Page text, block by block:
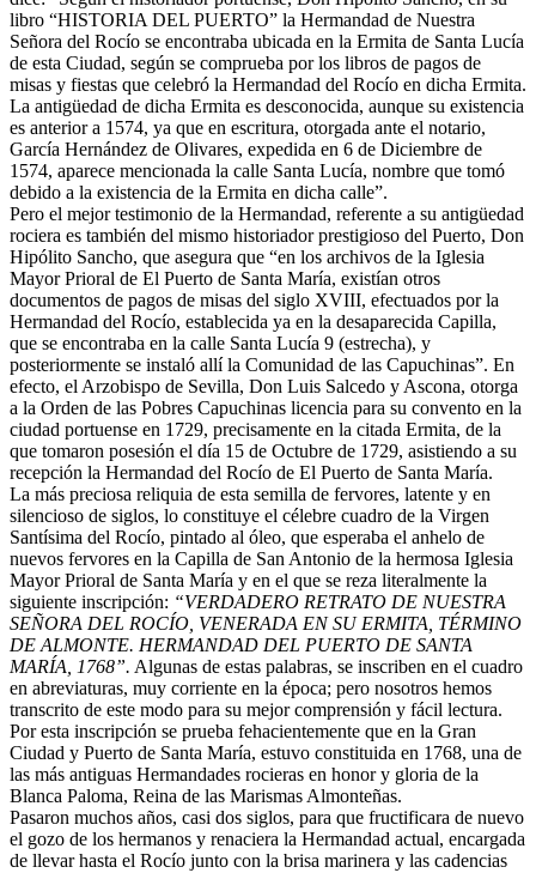
libro “HISTORIA DEL PUERTO” la Hermandad de Nuestra
Señora del Rocío se encontraba ubicada en la Ermita de Santa Lucía
de esta Ciudad, según se comprueba por los libros de pagos de
misas y fiestas que celebró la Hermandad del Rocío en dicha Ermita.
La antigüedad de dicha Ermita es desconocida, aunque su existencia
es anterior a 1574, ya que en escritura, otorgada ante el notario,
García Hernández de Olivares, expedida en 6 de Diciembre de
1574, aparece mencionada la calle Santa Lucía, nombre que tomó
debido a la existencia de la Ermita en dicha calle”.
Pero el mejor testimonio de la Hermandad, referente a su antigüedad
rociera es también del mismo historiador prestigioso del Puerto, Don
Hipólito Sancho, que asegura que “en los archivos de la Iglesia
Mayor Prioral de El Puerto de Santa María, existían otros
documentos de pagos de misas del siglo XVIII, efectuados por la
Hermandad del Rocío, establecida ya en la desaparecida Capilla,
que se encontraba en la calle Santa Lucía 9 (estrecha), y
posteriormente se instaló allí la Comunidad de las Capuchinas”. En
efecto, el Arzobispo de Sevilla, Don Luis Salcedo y Ascona, otorga
a la Orden de las Pobres Capuchinas licencia para su convento en la
ciudad portuense en 1729, precisamente en la citada Ermita, de la
que tomaron posesión el día 15 de Octubre de 1729, asistiendo a su
recepción la Hermandad del Rocío de El Puerto de Santa María.
La más preciosa reliquia de esta semilla de fervores, latente y en
silencioso de siglos, lo constituye el célebre cuadro de la Virgen
Santísima del Rocío, pintado al óleo, que esperaba el anhelo de
nuevos fervores en la Capilla de San Antonio de la hermosa Iglesia
Mayor Prioral de Santa María y en el que se reza literalmente la
siguiente inscripción: “VERDADERO RETRATO DE NUESTRA
SEÑORA DEL ROCÍO, VENERADA EN SU ERMITA, TÉRMINO
DE ALMONTE. HERMANDAD DEL PUERTO DE SANTA
MARÍA, 1768”. Algunas de estas palabras, se inscriben en el cuadro
en abreviaturas, muy corriente en la época; pero nosotros hemos
transcrito de este modo para su mejor comprensión y fácil lectura.
Por esta inscripción se prueba fehacientemente que en la Gran
Ciudad y Puerto de Santa María, estuvo constituida en 1768, una de
las más antiguas Hermandades rocieras en honor y gloria de la
Blanca Paloma, Reina de las Marismas Almonteñas.
Pasaron muchos años, casi dos siglos, para que fructificara de nuevo
el gozo de los hermanos y renaciera la Hermandad actual, encargada
de llevar hasta el Rocío junto con la brisa marinera y las cadencias